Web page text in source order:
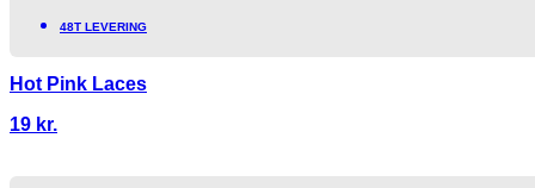
48T LEVERING
Hot Pink Laces
19 kr.